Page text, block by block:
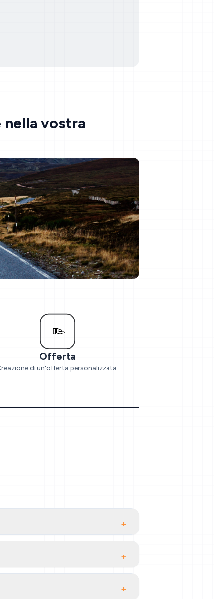
nella vostra
Offerta
di un'offerta personalizzata.
+
+
+